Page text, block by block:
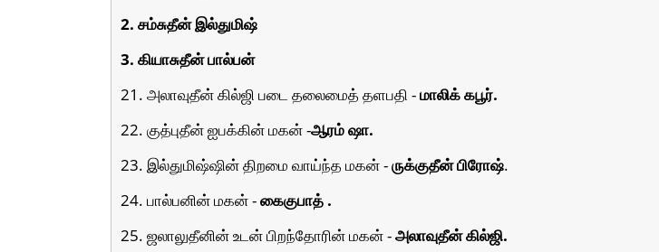
2. சம்சுதீன் இல்துமிஷ்
3. கியாசுதீன் பால்பன்
21. அலாவுதீன் கில்ஜி படை தலைமைத் தளபதி -மாலிக் கபூர்.
22. குத்புதீன் ஐபக்கின் மகன் -ஆரம் ஷா.
23. இல்துமிஷ்ஷின் திறமை வாய்ந்த மகன் -ருக்குதீன் பிரோஷ்.
24. பால்பனின் மகன் -கைகுபாத் .
25. ஜலாலுதீனின் உடன் பிறந்தோரின் மகன் -அலாவுதீன் கில்ஜி.